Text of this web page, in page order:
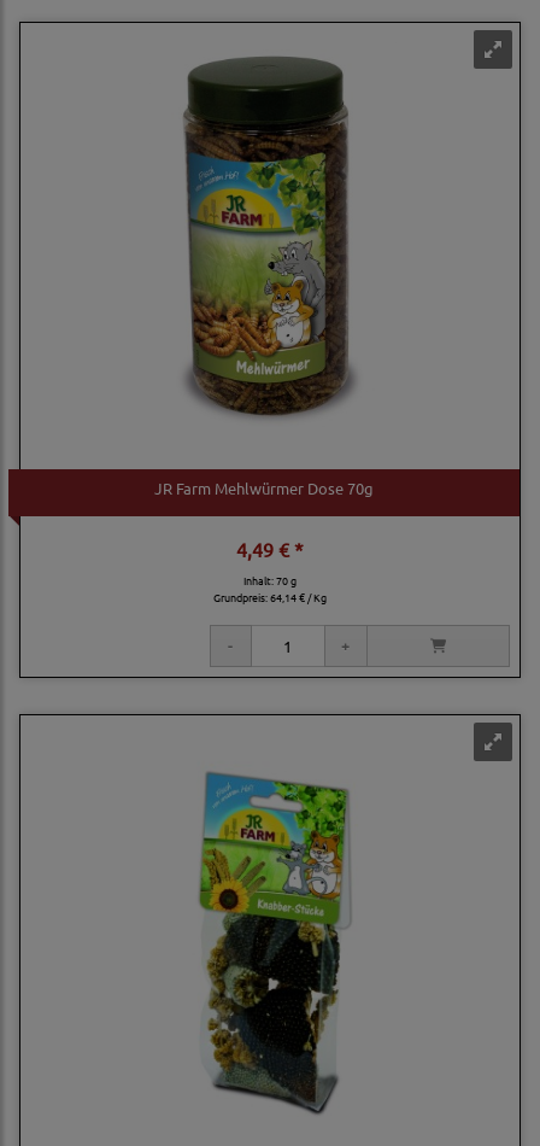
JR Farm Mehlwürmer Dose 70g
4,49 € *
Inhalt: 70 g
Grundpreis:64,14 € / Kg